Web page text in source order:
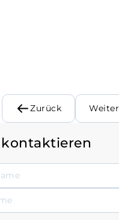
Zurück Weiter